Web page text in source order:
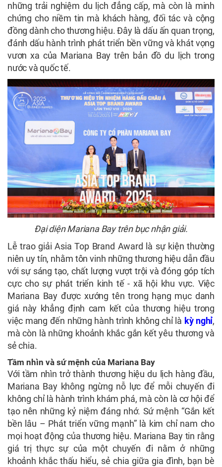
những trải nghiệm du lịch đẳng cấp, mà còn là minh
chứng cho niềm tin mà khách hàng, đối tác và cộng
đồng dành cho thương hiệu. Đây là dấu ấn quan trọng,
đánh dấu hành trình phát triển bền vững và khát vọng
vươn xa của Mariana Bay trên bản đồ du lịch trong
nước và quốc tế.
Đại diện Mariana Bay trên bục nhận giải.
Lễ trao giải Asia Top Brand Award là sự kiện thường
niên uy tín, nhằm tôn vinh những thương hiệu dẫn đầu
với sự sáng tạo, chất lượng vượt trội và đóng góp tích
cực cho sự phát triển kinh tế - xã hội khu vực. Việc
Mariana Bay được xướng tên trong hạng mục danh
giá này khẳng định cam kết của thương hiệu trong
việc mang đến những hành trình không chỉ là kỳ nghỉ,
mà còn là những khoảnh khắc gắn kết yêu thương và
sẻ chia.
Tầm nhìn và sứ mệnh của Mariana Bay
Với tầm nhìn trở thành thương hiệu du lịch hàng đầu,
Mariana Bay không ngừng nỗ lực để mỗi chuyến đi
không chỉ là hành trình khám phá, mà còn là cơ hội để
tạo nên những kỷ niệm đáng nhớ. Sứ mệnh “Gắn kết
bền lâu – Phát triển vững mạnh” là kim chỉ nam cho
mọi hoạt động của thương hiệu. Mariana Bay tin rằng
giá trị thực sự của một chuyến đi nằm ở những
khoảnh khắc thấu hiểu, sẻ chia giữa gia đình, bạn bè